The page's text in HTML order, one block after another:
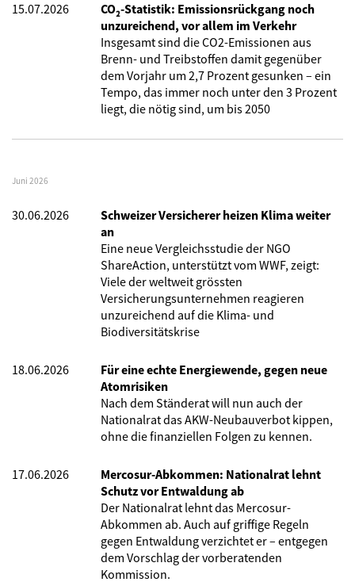
15.07.2026
CO₂-Statistik: Emissionsrückgang noch
unzureichend, vor allem im Verkehr
Insgesamt sind die CO2-Emissionen aus
Brenn- und Treibstoffen damit gegenüber
dem Vorjahr um 2,7 Prozent gesunken – ein
Tempo, das immer noch unter den 3 Prozent
liegt, die nötig sind, um bis 2050
Juni 2026
30.06.2026
Schweizer Versicherer heizen Klima weiter
an
Eine neue Vergleichsstudie der NGO
ShareAction, unterstützt vom WWF, zeigt:
Viele der weltweit grössten
Versicherungsunternehmen reagieren
unzureichend auf die Klima- und
Biodiversitätskrise
18.06.2026
Für eine echte Energiewende, gegen neue
Atomrisiken
Nach dem Ständerat will nun auch der
Nationalrat das AKW-Neubauverbot kippen,
ohne die finanziellen Folgen zu kennen.
17.06.2026
Mercosur-Abkommen: Nationalrat lehnt
Schutz vor Entwaldung ab
Der Nationalrat lehnt das Mercosur-
Abkommen ab. Auch auf griffige Regeln
gegen Entwaldung verzichtet er – entgegen
dem Vorschlag der vorberatenden
Kommission.